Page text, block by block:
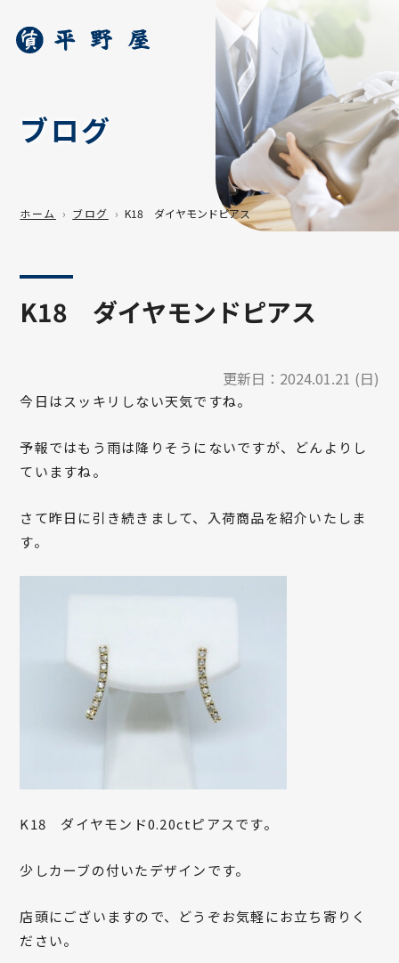
ブログ
ホーム ブログ K18 ダイヤモンドピアス
K18 ダイヤモンドピアス
更新日： 2024.01.21 (日)
今日はスッキリしない天気ですね。
予報ではもう雨は降りそうにないですが、どんよりし
ていますね。
さて昨日に引き続きまして、入荷商品を紹介いたしま
す。
K18 ダイヤモンド0.20ctピアスです。
少しカーブの付いたデザインです。
店頭にございますので、どうぞお気軽にお立ち寄りく
ださい。